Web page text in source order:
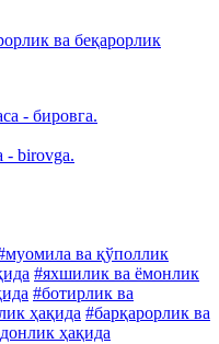
ва беқарорлик
- бировга.
- birovga.
ва қўполлик
#яхшилик ва ёмонлик
#ботирлик ва
ҳақида #барқарорлик ва
ҳақида